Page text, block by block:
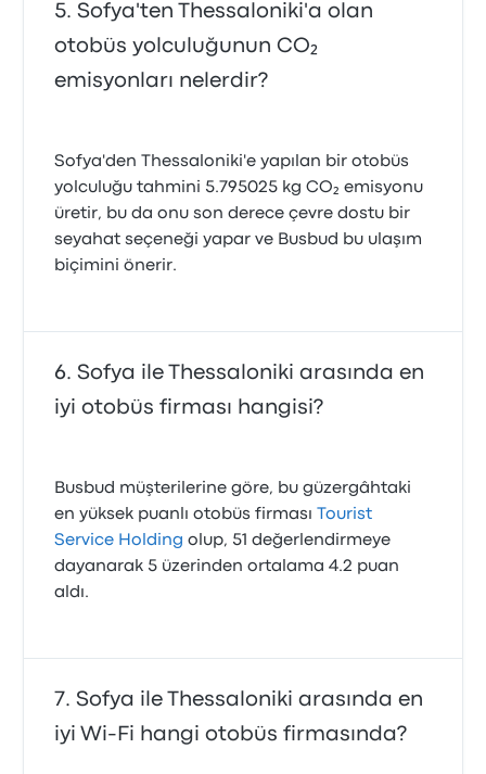
Sofya'ten Thessaloniki'a olan
otobüs yolculuğunun CO₂
emisyonları nelerdir?
Sofya'den Thessaloniki'e yapılan bir otobüs
yolculuğu tahmini 5.795025 kg CO₂ emisyonu
üretir, bu da onu son derece çevre dostu bir
seyahat seçeneği yapar ve Busbud bu ulaşım
biçimini önerir.
Sofya ile Thessaloniki arasında en
iyi otobüs firması hangisi?
Busbud müşterilerine göre, bu güzergâhtaki
en yüksek puanlı otobüs firmasıTourist
Service Holding olup, 51 değerlendirmeye
dayanarak 5 üzerinden ortalama 4.2 puan
aldı.
Sofya ile Thessaloniki arasında en
iyi Wi-Fi hangi otobüs firmasında?